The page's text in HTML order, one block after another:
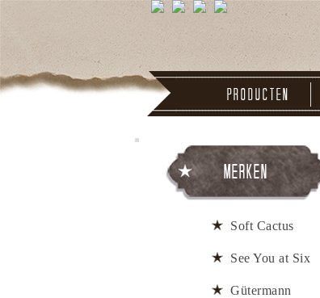
Producten
Merken
Soft Cactus
See You at Six
Gütermann